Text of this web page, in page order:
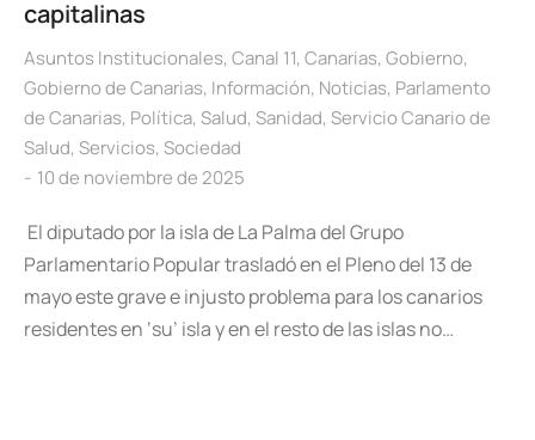
capitalinas
Asuntos Institucionales, Canal 11, Canarias, Gobierno,
Gobierno de Canarias, Información, Noticias, Parlamento
de Canarias, Política, Salud, Sanidad, Servicio Canario de
Salud, Servicios, Sociedad
10 de noviembre de 2025
El diputado por la isla de La Palma del Grupo
Parlamentario Popular trasladó en el Pleno del 13 de
mayo este grave e injusto problema para los canarios
residentes en ‘su’ isla y en el resto de las islas no…